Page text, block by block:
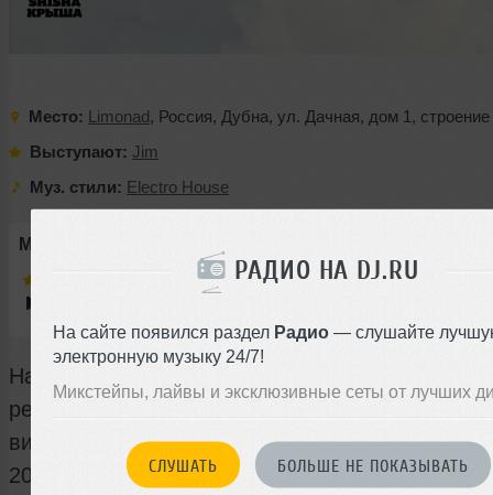
РАДИО НА DJ.RU
На сайте появился раздел Радио — слушайте
электронную музыку 24/7!
Микстейпы, лайвы и эксклюзивные сеты от лучших
СЛУШАТЬ БОЛЬШЕ НЕ ПОКАЗЫВАТЬ
Место: Limonad, Россия, Дубна, ул. Дачная, дом 1 ,
Выступают: Jim
Муз. стили: Electro House
Миксы выступающих артистов:
ElectroМеханика 395
На волне популярности
решили вспомнить былое и устроить всем
виде вечеринки с кодовым названием
2008»!